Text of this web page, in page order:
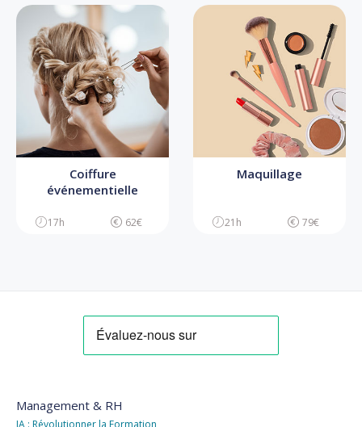
Coiffure
événementielle
17h 62€
Maquillage
21h 79€
Management & RH
IA : Révolutionner la Formation